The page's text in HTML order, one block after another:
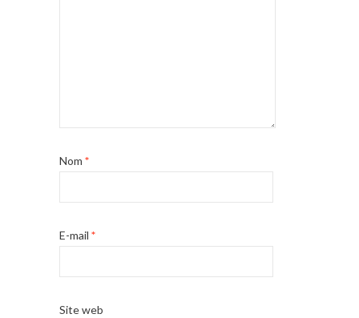
Nom *
E-mail *
Site web